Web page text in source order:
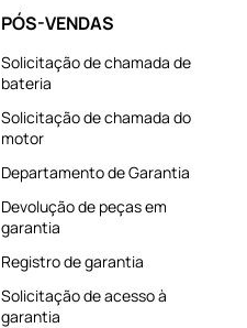
PÓS-VENDAS
Solicitação de chamada de
bateria
Solicitação de chamada do
motor
Departamento de Garantia
Devolução de peças em
garantia
Registro de garantia
Solicitação de acesso à
garantia